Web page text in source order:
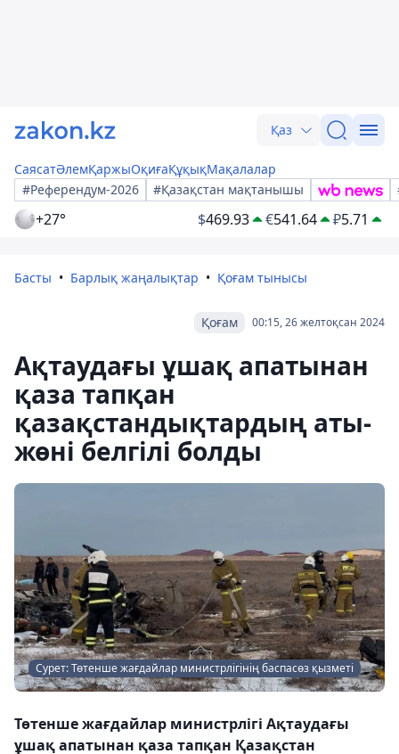
Қаз
СаясатӘлемҚаржыОқиғаҚұқықМақалалар
#Референдум-2026
#Қазақстан мақтанышы
+27° $469.93 €541.64 ₽5.71
Басты Барлық жаңалықтар Қоғам тынысы
00:15, 26 желтоқсан 2024
Қоғам
Ақтаудағы ұшақ апатынан
қаза тапқан
қазақстандықтардың аты-
жөні белгілі болды
Сурет: Төтенше жағдайлар министрлігінің баспасөз қызметі
Төтенше жағдайлар министрлігі Ақтаудағы
ұшақ апатынан қаза тапқан Қазақстан